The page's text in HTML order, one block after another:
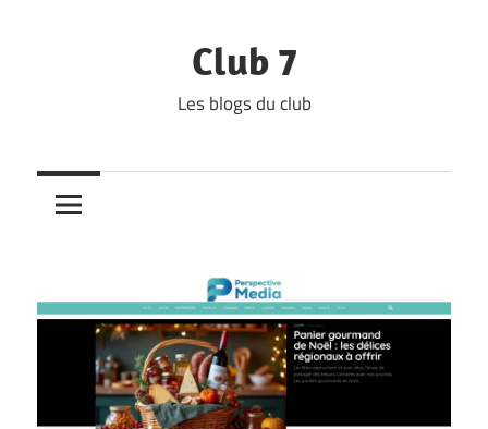
Club 7
Les blogs du club